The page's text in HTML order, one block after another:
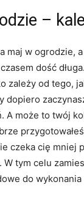
–
maj w ogrodzie,
dość
zależy od tego,
dopiero
A może to twój
czeka cię mniej
W tym celu
do wykonania